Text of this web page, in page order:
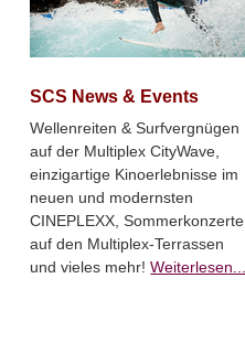
SCS News & Events
Wellenreiten & Surfvergnügen
auf der Multiplex CityWave,
einzigartige Kinoerlebnisse im
neuen und modernsten
CINEPLEXX, Sommerkonzerte
auf den Multiplex-Terrassen
und vieles mehr!Weiterlesen...